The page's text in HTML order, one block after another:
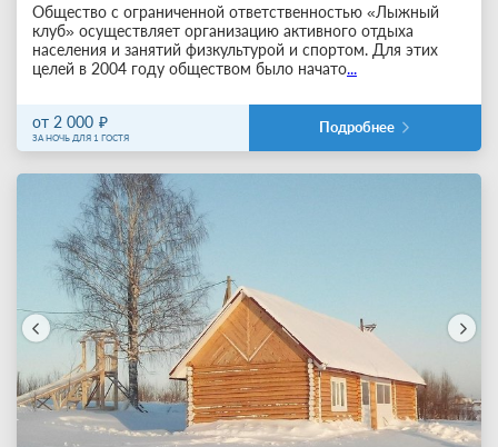
Общество с ограниченной ответственностью «Лыжный
клуб» осуществляет организацию активного отдыха
населения и занятий физкультурой и спортом. Для этих
целей в 2004 году обществом было начато...
от 2 000
ЗА НОЧЬ ДЛЯ 1 ГОСТЯ
Подробнее